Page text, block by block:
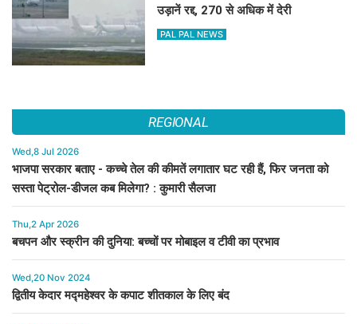
उड़ानें रद्द, 270 से अधिक में देरी
PAL PAL NEWS
REGIONAL
Wed,8 Jul 2026
भाजपा सरकार बताए - कच्चे तेल की कीमतें लगातार घट रही हैं, फिर जनता को
सस्ता पेट्रोल-डीजल कब मिलेगा? : कुमारी सैलजा
Thu,2 Apr 2026
बचपन और स्क्रीन की दुनिया: बच्चों पर मोबाइल व टीवी का प्रभाव
Wed,20 Nov 2024
द्वितीय केदार मद्महेश्वर के कपाट शीतकाल के लिए बंद